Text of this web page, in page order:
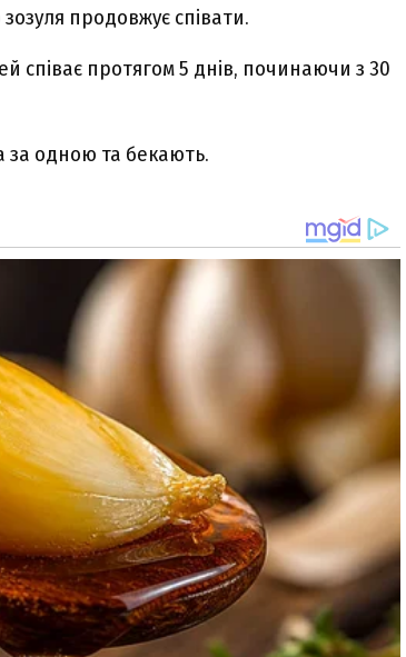
продовжує співати.
співає протягом 5 днів, починаючи з 30
за одною та бекають.